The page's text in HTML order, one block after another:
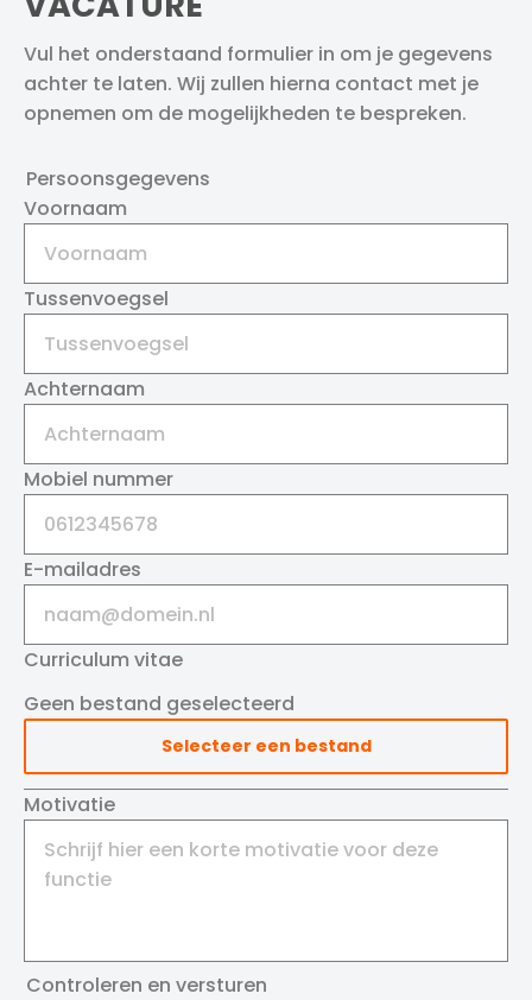
Vul het onderstaand formulier in om je gegevens
achter te laten. Wij zullen hierna contact met je
opnemen om de mogelijkheden te bespreken.
Persoonsgegevens
Voornaam
Tussenvoegsel
Achternaam
Mobiel nummer
E-mailadres
Curriculum vitae
Geen bestand geselecteerd
Selecteer een bestand
Motivatie
Controleren en versturen